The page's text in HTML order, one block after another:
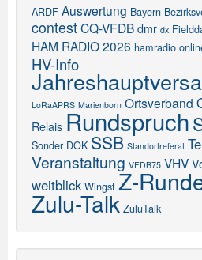
ARDF Auswertung Bayern
contestCQ-VFDB dmr dx
HAM RADIO 2026 hamradio
HV-Info
LoRaAPRS Marienborn Ortsverband
Relais Rundspruch
Sonder DOK SSB Standortreferat
Veranstaltung VFDB75 VHV
weitblick Wingst Z-
Zulu-Talk ZuluTalk